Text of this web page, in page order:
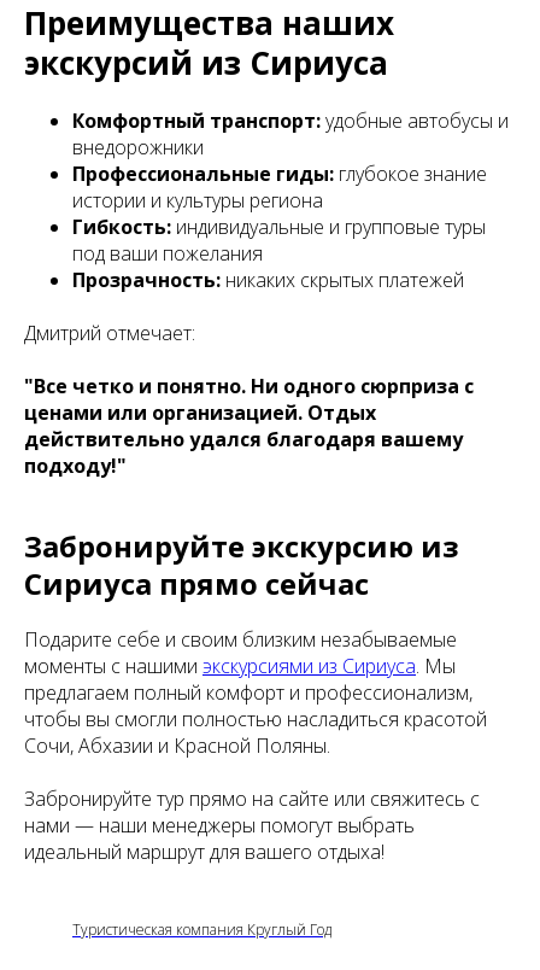
Преимущества наших
экскурсий из Сириуса
Комфортный транспорт:удобные автобусы и
внедорожники
Профессиональные гиды: глубокое знание
истории и культуры региона
Гибкость: индивидуальные и групповые туры
под ваши пожелания
Прозрачность: никаких скрытых платежей
Дмитрий отмечает:
"Все четко и понятно. Ни одного сюрприза с
ценами или организацией. Отдых
действительно удался благодаря вашему
подходу!"
Забронируйте экскурсию из
Сириуса прямо сейчас
Подарите себе и своим близким незабываемые
моменты с нашими экскурсиями из Сириуса. Мы
предлагаем полный комфорт и профессионализм,
чтобы вы смогли полностью насладиться красотой
Сочи, Абхазии и Красной Поляны.
Забронируйте тур прямо на сайте или свяжитесь с
нами — наши менеджеры помогут выбрать
идеальный маршрут для вашего отдыха!
Туристическая компания Круглый Год